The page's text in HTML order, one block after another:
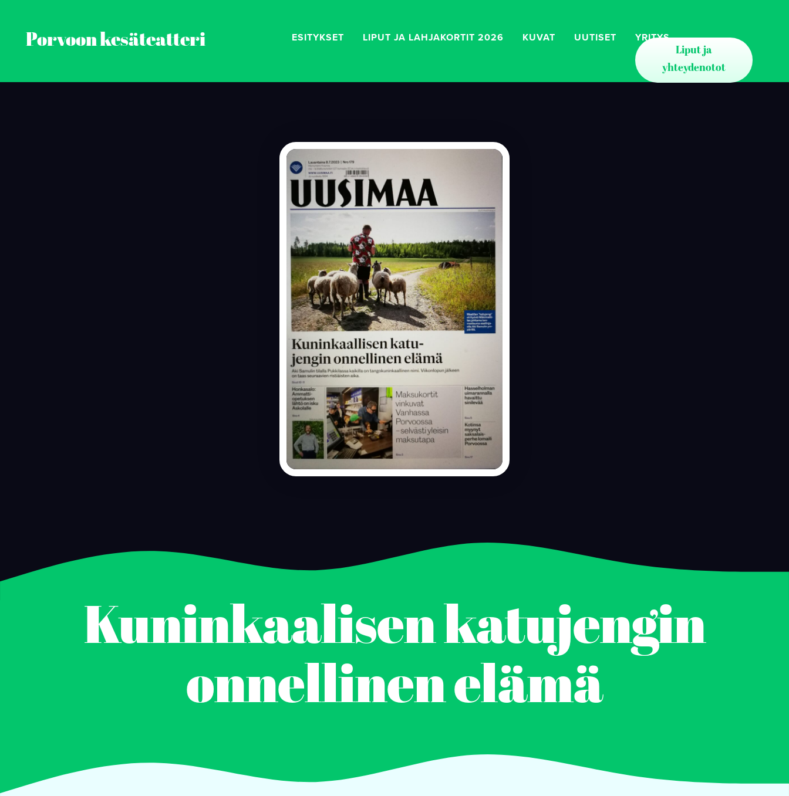
Skip
Porvoon kesäteatteri ESITYKSET LIPUT JA LAHJAKORTIT 2026 KUVAT UUTISET YRITYS
Liput ja
yhteydenotot
Kuninkaalisen katujengin
onnellinen elämä